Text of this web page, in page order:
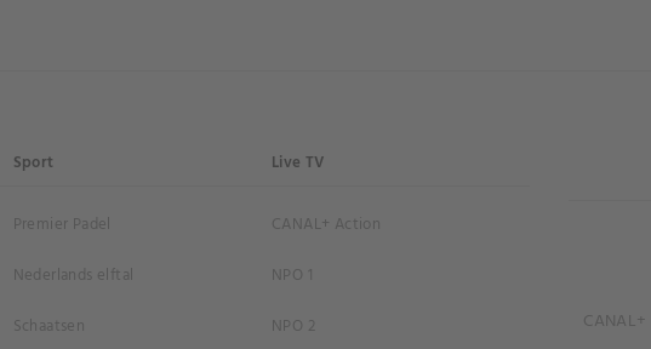
Sport
Premier Padel
Nederlands elftal
Schaatsen
Live TV
CANAL+ Action
NPO 1
NPO 2